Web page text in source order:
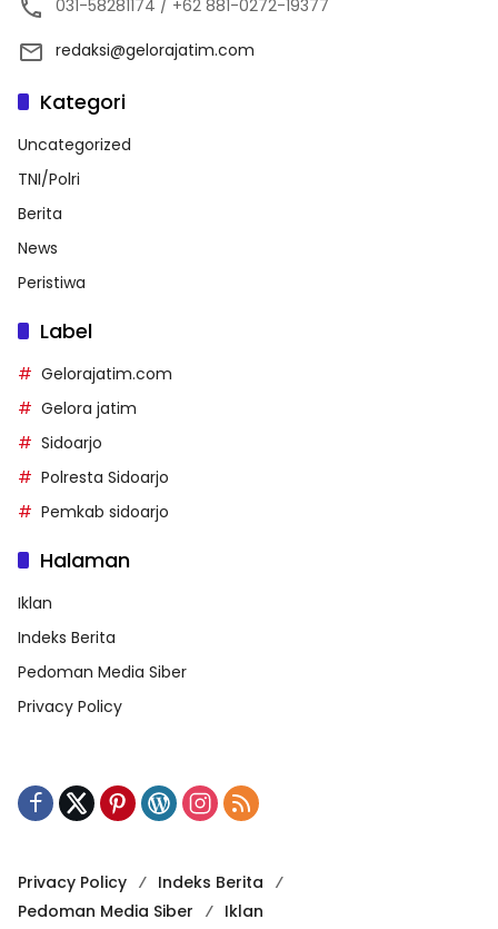
031-58281174 / +62 881-0272-19377
redaksi@gelorajatim.com
Kategori
Uncategorized
TNI/Polri
Berita
News
Peristiwa
Label
Gelorajatim.com
Gelora jatim
Sidoarjo
Polresta Sidoarjo
Pemkab sidoarjo
Halaman
Iklan
Indeks Berita
Pedoman Media Siber
Privacy Policy
Privacy Policy
Indeks Berita
Pedoman Media Siber
Iklan